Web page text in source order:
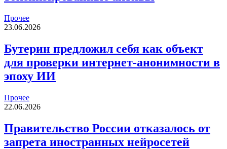
Прочее
23.06.2026
Бутерин предложил себя как объект
для проверки интернет-анонимности в
эпоху ИИ
Прочее
22.06.2026
Правительство России отказалось от
запрета иностранных нейросетей